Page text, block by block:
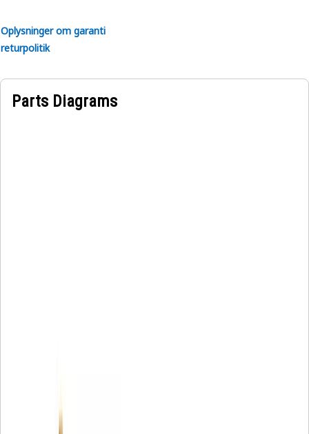
Oplysninger om garanti
returpolitik
Parts Diagrams